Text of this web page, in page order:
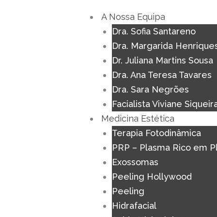
A Nossa Equipa
Dra. Sofia Santareno
Dra. Margarida
Dr. Juliana Martins Sousa
Dra. Ana Teresa Tavares
Dra. Sara Negrões
Facialista Viviane
Medicina Estética
Terapia Fotodinâmica
PRP – Plasma Rico em
Exossomas
Peeling Hollywood
Peeling
Hidrafacial